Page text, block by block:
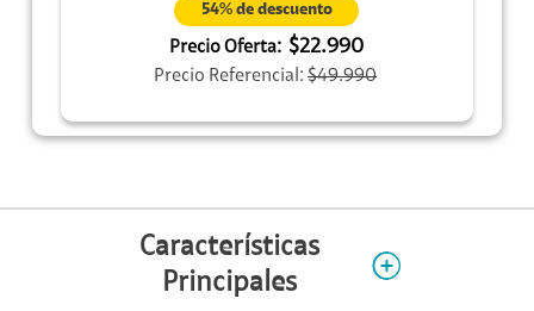
54% de descuento
Precio Oferta: $22.990
Precio Referencial: $49.990
Características
Principales